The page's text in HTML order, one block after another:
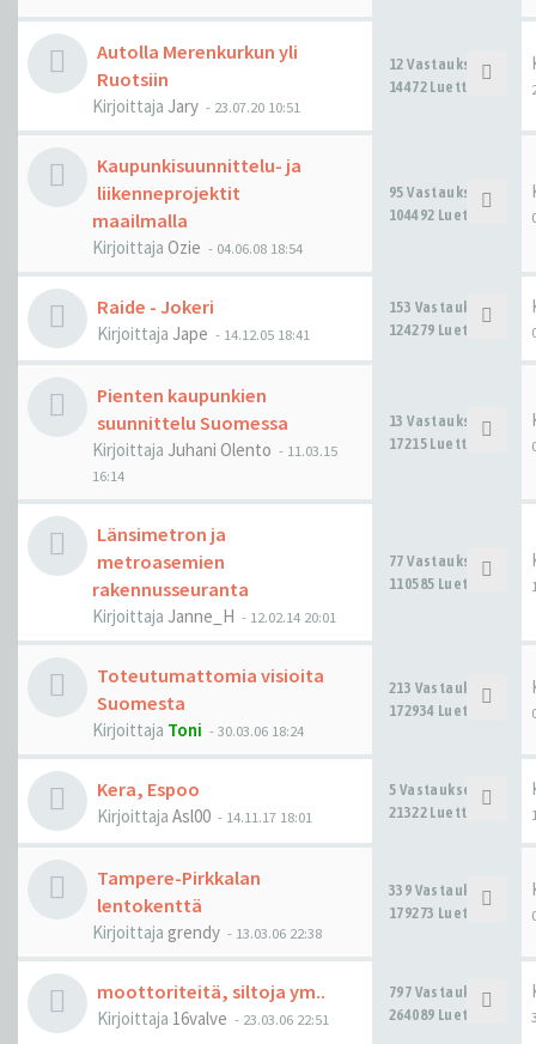
Autolla Merenkurkun yli
Ruotsiin
Kirjoittaja Jary - 23.07.20 10:51
12 Vastaukset
14472 Luettu
Kaupunkisuunnittelu- ja
liikenneprojektit
maailmalla
Kirjoittaja Ozie - 04.06.08 18:54
95 Vastaukset
104492 Luettu
Raide - Jokeri
Kirjoittaja Jape - 14.12.05 18:41
153 Vastaukset
124279 Luettu
Pienten kaupunkien
suunnittelu Suomessa
Kirjoittaja Juhani Olento - 11.03.15
16:14
13 Vastaukset
17215 Luettu
Länsimetron ja
metroasemien
rakennusseuranta
Kirjoittaja Janne_H - 12.02.14 20:01
77 Vastaukset
110585 Luettu
Toteutumattomia visioita
Suomesta
Kirjoittaja Toni -30.03.06 18:24
213 Vastaukset
172934 Luettu
Kera, Espoo
Kirjoittaja Asl00 - 14.11.17 18:01
5 Vastaukset
21322 Luettu
Tampere-Pirkkalan
lentokenttä
Kirjoittaja grendy - 13.03.06 22:38
339 Vastaukset
179273 Luettu
moottoriteitä, siltoja ym..
Kirjoittaja 16valve - 23.03.06 22:51
797 Vastaukset
264089 Luettu